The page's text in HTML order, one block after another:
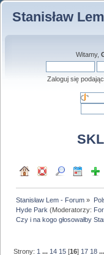
Stanisław
Witamy,
Zaloguj się
Stanisław Lem - Forum »
Hyde Park (Moderatorzy:
Czy i na kogo głosowałby
Strony: 1 ... 14 15 [16] 17 18